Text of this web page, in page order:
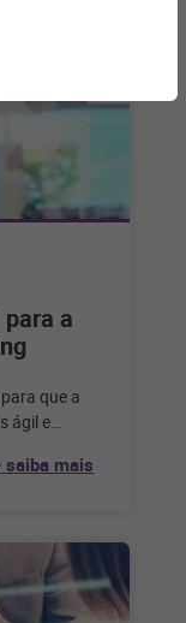
a
que a
ágil e
saiba mais